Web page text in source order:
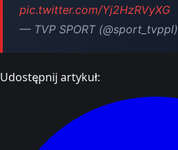
pic.twitter.com/Yj2HzRVyXG
— TVP SPORT (@sport_tvppl)
Udostępnij artykuł: